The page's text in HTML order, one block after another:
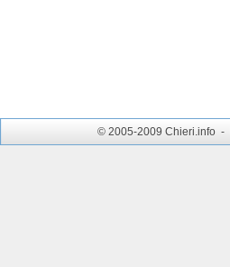
© 2005-2009 Chieri.info -